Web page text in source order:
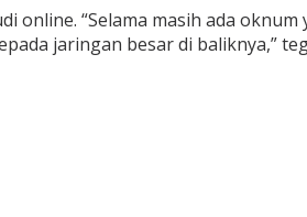
“Selama masih ada
jaringan besar di baliknya,”